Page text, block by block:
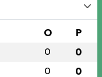
O P
0 0
0 0